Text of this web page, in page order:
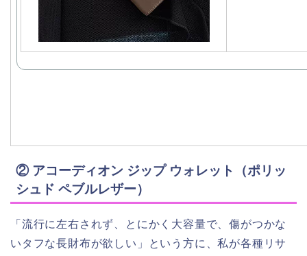
② アコーディオン ジップ ウォレット（ポリッ
シュド ペブルレザー）
「流行に左右されず、とにかく大容量で、傷がつかな
いタフな長財布が欲しい」という方に、私が各種リサ